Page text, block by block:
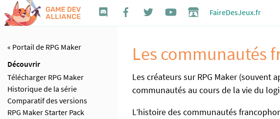
FaireDesJeux.fr
« Portail de RPG Maker
Découvrir
Télécharger RPG Maker
Historique de la série
Comparatif des versions
RPG Maker Starter Pack
Les communautés
Les créateurs sur RPG Maker (souvent
communautés au cours de la vie du
L’histoire des communautés